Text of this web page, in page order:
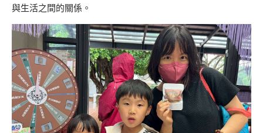
與生活之間的關係。